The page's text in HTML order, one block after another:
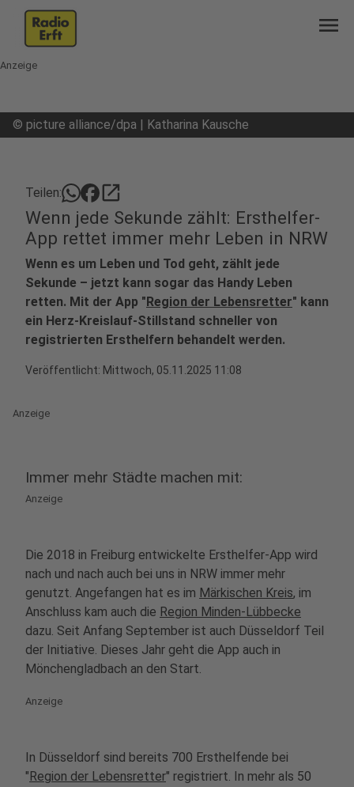
menu
Anzeige
© picture alliance/dpa | Katharina Kausche
Teilen: open_in_new
Wenn jede Sekunde zählt: Ersthelfer-
App rettet immer mehr Leben in NRW
Wenn es um Leben und Tod geht, zählt jede
Sekunde – jetzt kann sogar das Handy Leben
retten. Mit der App "Region der Lebensretter" kann
ein Herz-Kreislauf-Stillstand schneller von
registrierten Ersthelfern behandelt werden.
Veröffentlicht: Mittwoch, 05.11.2025 11:08
Anzeige
Immer mehr Städte machen mit:
Anzeige
Die 2018 in Freiburg entwickelte Ersthelfer-App wird
nach und nach auch bei uns in NRW immer mehr
genutzt. Angefangen hat es im Märkischen Kreis, im
Anschluss kam auch die Region Minden-Lübbecke
dazu. Seit Anfang September ist auch Düsseldorf Teil
der Initiative. Dieses Jahr geht die App auch in
Mönchengladbach an den Start.
Anzeige
In Düsseldorf sind bereits 700 Ersthelfende bei
"Region der Lebensretter" registriert. In mehr als 50